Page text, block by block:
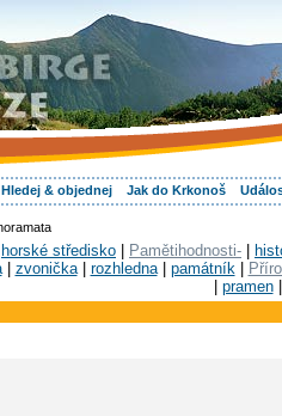
Hledej & objednej Jak do Krkonoš
horské středisko | Pamětihodnosti- |
| zvonička| rozhledna| památník |
| pramen|